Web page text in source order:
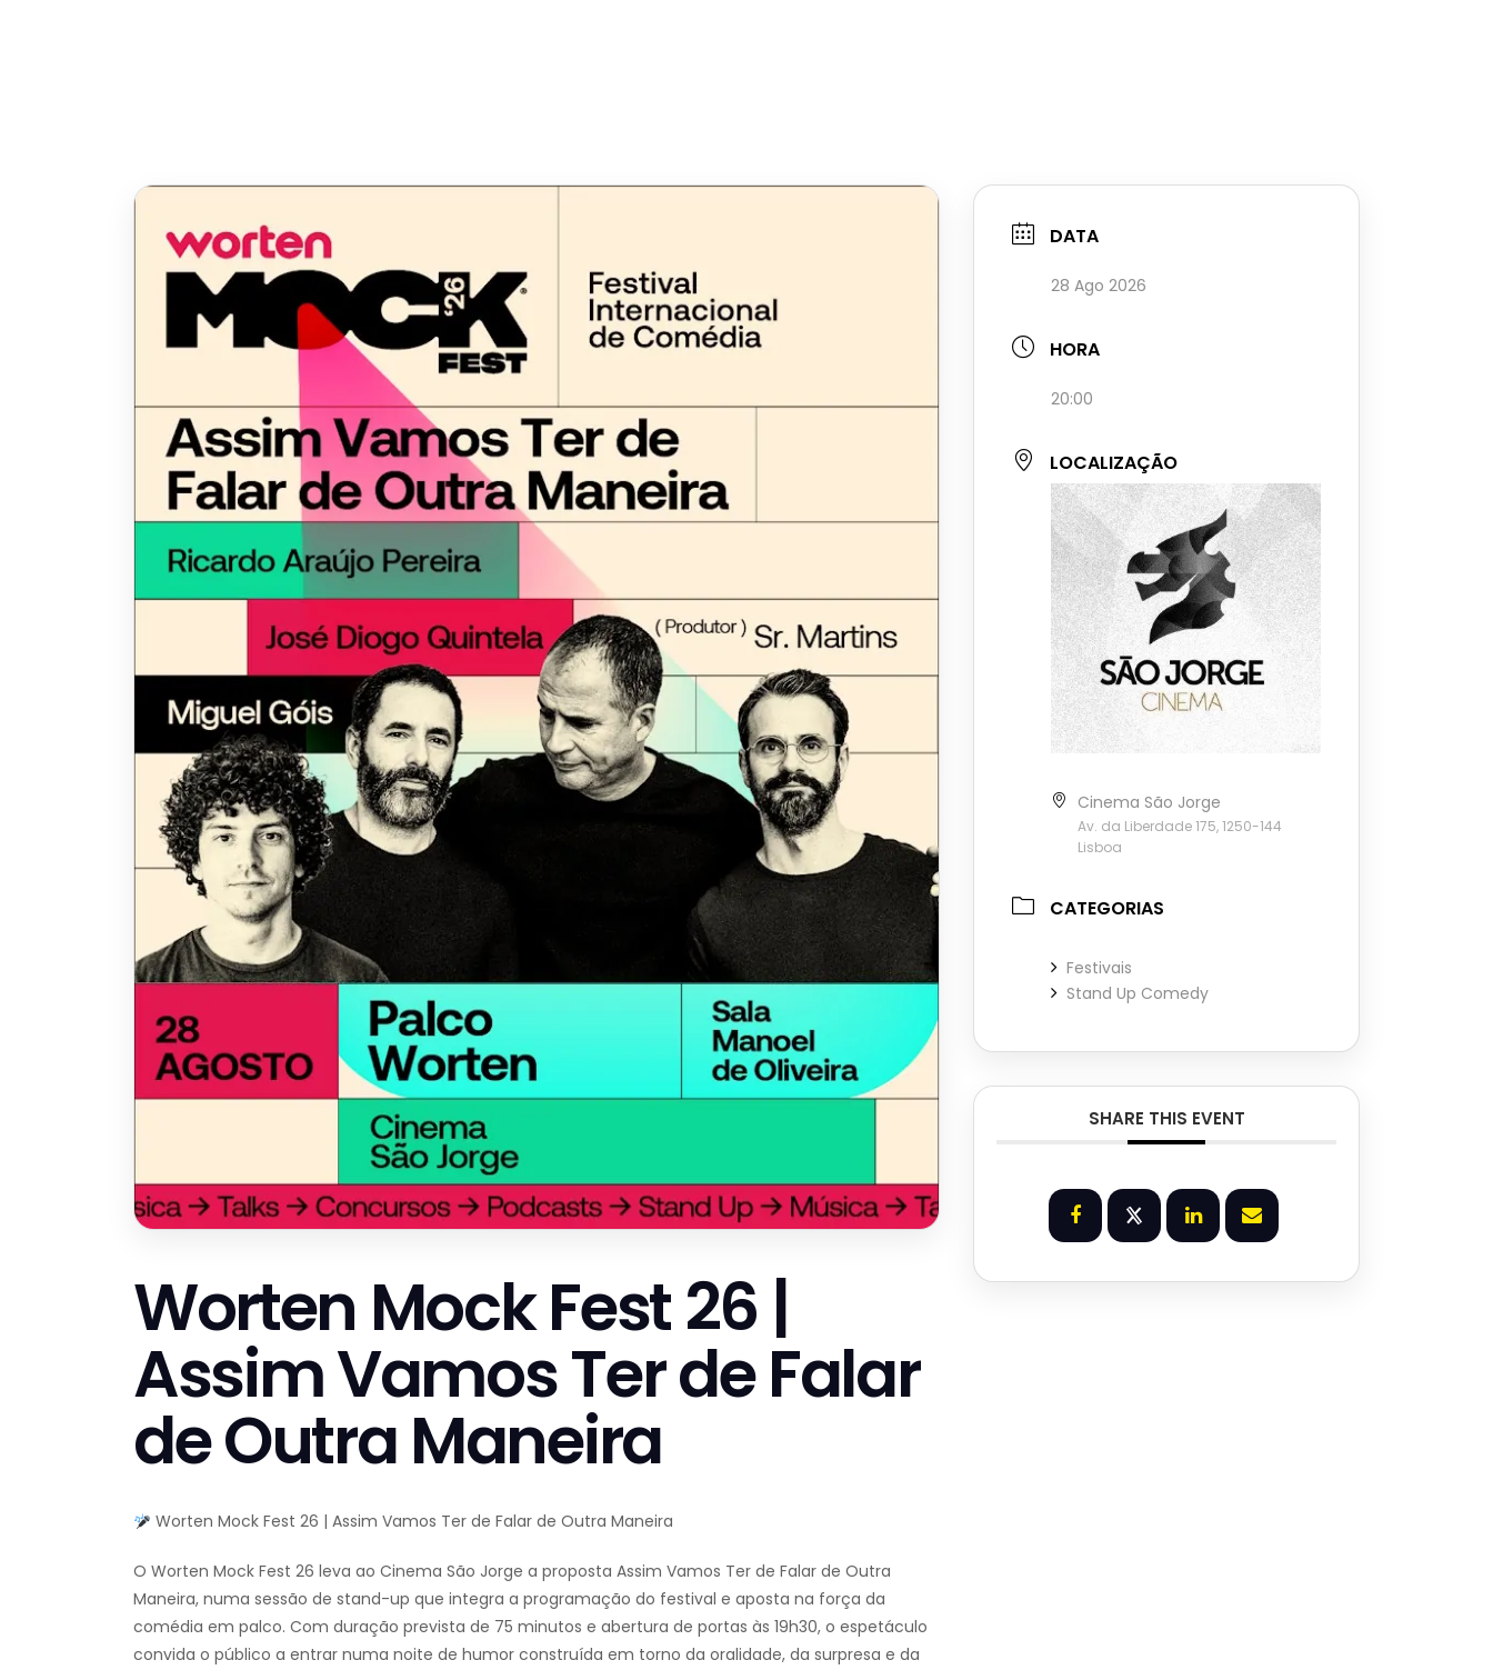
Worten Mock Fest 26 |
Assim Vamos Ter de Falar
de Outra Maneira
Worten Mock Fest 26 | Assim Vamos Ter de Falar de Outra Maneira
O Worten Mock Fest 26 leva ao Cinema São Jorge a proposta Assim Vamos Ter de Falar de Outra
Maneira, numa sessão de stand-up que integra a programação do festival e aposta na força da
comédia em palco. Com duração prevista de 75 minutos e abertura de portas às 19h30, o espetáculo
convida o público a entrar numa noite de humor construída em torno da oralidade, da surpresa e da
DATA
28 Ago 2026
HORA
20:00
LOCALIZAÇÃO
Cinema São Jorge
Av. da Liberdade 175, 1250-144
Lisboa
CATEGORIAS
Festivais
Stand Up Comedy
SHARE THIS EVENT